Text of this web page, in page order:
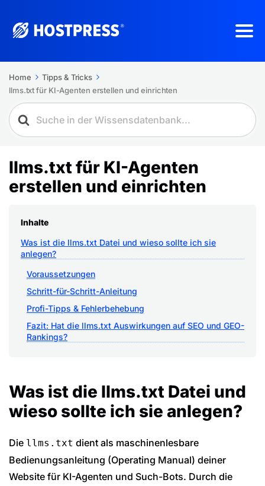
Home
Tipps & Tricks
llms.txt für KI-Agenten erstellen und einrichten
llms.txt für KI-Agenten
erstellen und einrichten
Inhalte
Was ist die llms.txt Datei und wieso sollte ich sie
anlegen?
Voraussetzungen
Schritt-für-Schritt-Anleitung
Profi-Tipps & Fehlerbehebung
Fazit: Hat die llms.txt Auswirkungen auf SEO und GEO-
Rankings?
Was ist die llms.txt Datei und
wieso sollte ich sie anlegen?
Die llms.txt dient als maschinenlesbare
Bedienungsanleitung (Operating Manual) deiner
Website für KI-Agenten und Such-Bots. Durch die